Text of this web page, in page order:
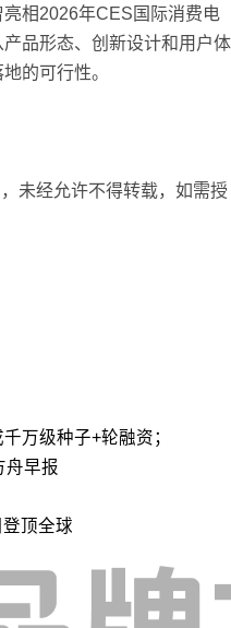
相2026年CES国际消费电
品形态、创新设计和用户体
的可行性。
未经允许不得转载，如需授
万级种子+轮融资；
舟早报
顶全球